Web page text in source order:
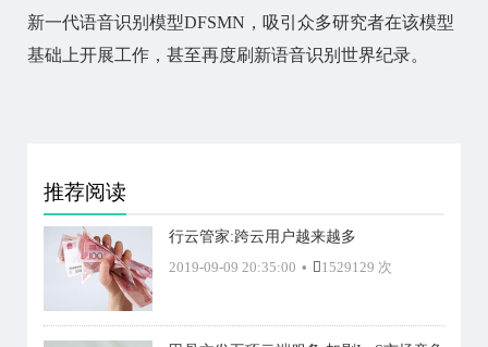
新一代语音识别模型DFSMN，吸引众多研究者在该模型
基础上开展工作，甚至再度刷新语音识别世界纪录。
推荐阅读
行云管家:跨云用户越来越多
2019-09-09 20:35:00 • 1529129 次